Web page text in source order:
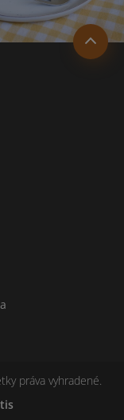
práva vyhradené.